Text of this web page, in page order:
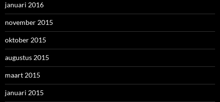
januari 2016
november 2015
oktober 2015
augustus 2015
maart 2015
januari 2015